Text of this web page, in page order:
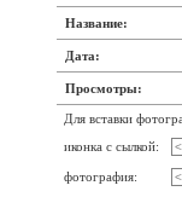
Название:
Дата:
Просмотры:
Для вставки
иконка с сылкой:
фотография: